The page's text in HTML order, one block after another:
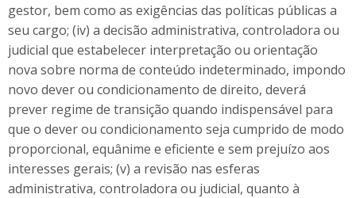
gestor, bem como as exigências das políticas públicas a
seu cargo; (iv) a decisão administrativa, controladora ou
judicial que estabelecer interpretação ou orientação
nova sobre norma de conteúdo indeterminado, impondo
novo dever ou condicionamento de direito, deverá
prever regime de transição quando indispensável para
que o dever ou condicionamento seja cumprido de modo
proporcional, equânime e eficiente e sem prejuízo aos
interesses gerais; (v) a revisão nas esferas
administrativa, controladora ou judicial, quanto à